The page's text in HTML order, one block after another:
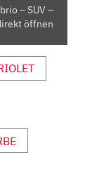
– SUV –
öffnen